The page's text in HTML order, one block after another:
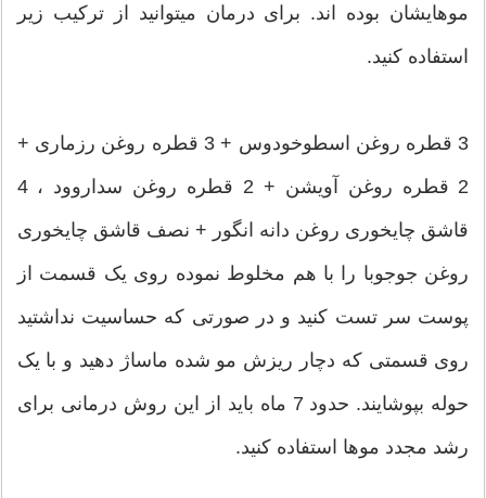
موهایشان بوده اند. برای درمان میتوانید از ترکیب زیر
استفاده کنید.
3 قطره روغن اسطوخودوس + 3 قطره روغن رزماری +
2 قطره روغن آویشن + 2 قطره روغن سداروود ، 4
قاشق چایخوری روغن دانه انگور + نصف قاشق چایخوری
روغن جوجوبا را با هم مخلوط نموده روی یک قسمت از
پوست سر تست کنید و در صورتی که حساسیت نداشتید
روی قسمتی که دچار ریزش مو شده ماساژ دهید و با یک
حوله بپوشایند. حدود 7 ماه باید از این روش درمانی برای
رشد مجدد موها استفاده کنید.